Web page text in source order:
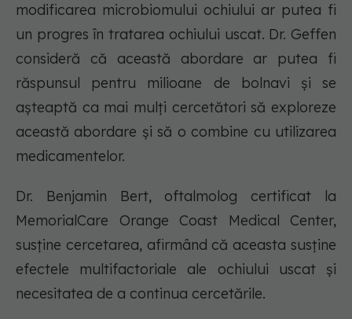
modificarea microbiomului ochiului ar putea fi
un progres în tratarea ochiului uscat. Dr. Geffen
consideră că această abordare ar putea fi
răspunsul pentru milioane de bolnavi și se
așteaptă ca mai mulți cercetători să exploreze
această abordare și să o combine cu utilizarea
medicamentelor.
Dr. Benjamin Bert, oftalmolog certificat la
MemorialCare Orange Coast Medical Center,
susține cercetarea, afirmând că aceasta susține
efectele multifactoriale ale ochiului uscat și
necesitatea de a continua cercetările.